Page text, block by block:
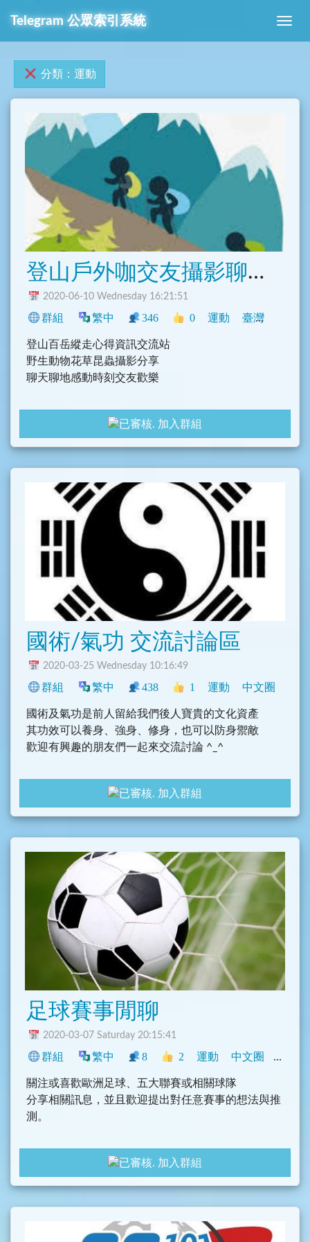
Telegram 公眾索引系統
分類：運動
登山戶外咖交友攝影聊天分享群
2020-06-10 Wednesday 16:21:51
群組 繁中 346 0 運動 臺灣
登山百岳縱走心得資訊交流站
野生動物花草昆蟲攝影分享
聊天聊地感動時刻交友歡樂
加入群組
國術/氣功 交流討論區
2020-03-25 Wednesday 10:16:49
群組 繁中 438 1 運動 中文圈
國術及氣功是前人留給我們後人寶貴的文化資產
其功效可以養身、強身、修身，也可以防身禦敵
歡迎有興趣的朋友們一起來交流討論 ^_^
加入群組
足球賽事閒聊
2020-03-07 Saturday 20:15:41
群組 繁中 8 2 運動 中文圈 臺灣
關注或喜歡歐洲足球、五大聯賽或相關球隊
分享相關訊息，並且歡迎提出對任意賽事的想法與推
測。
加入群組